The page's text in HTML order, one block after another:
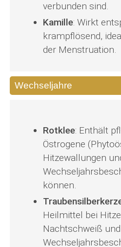
verbunden sind.
Kamille: Wirkt
krampflösend,
der Menstruation.
Wechseljahre
Rotklee: Enthält
Östrogene
Hitzewallungen
können.
Heilmittel bei
Nachtschweiß